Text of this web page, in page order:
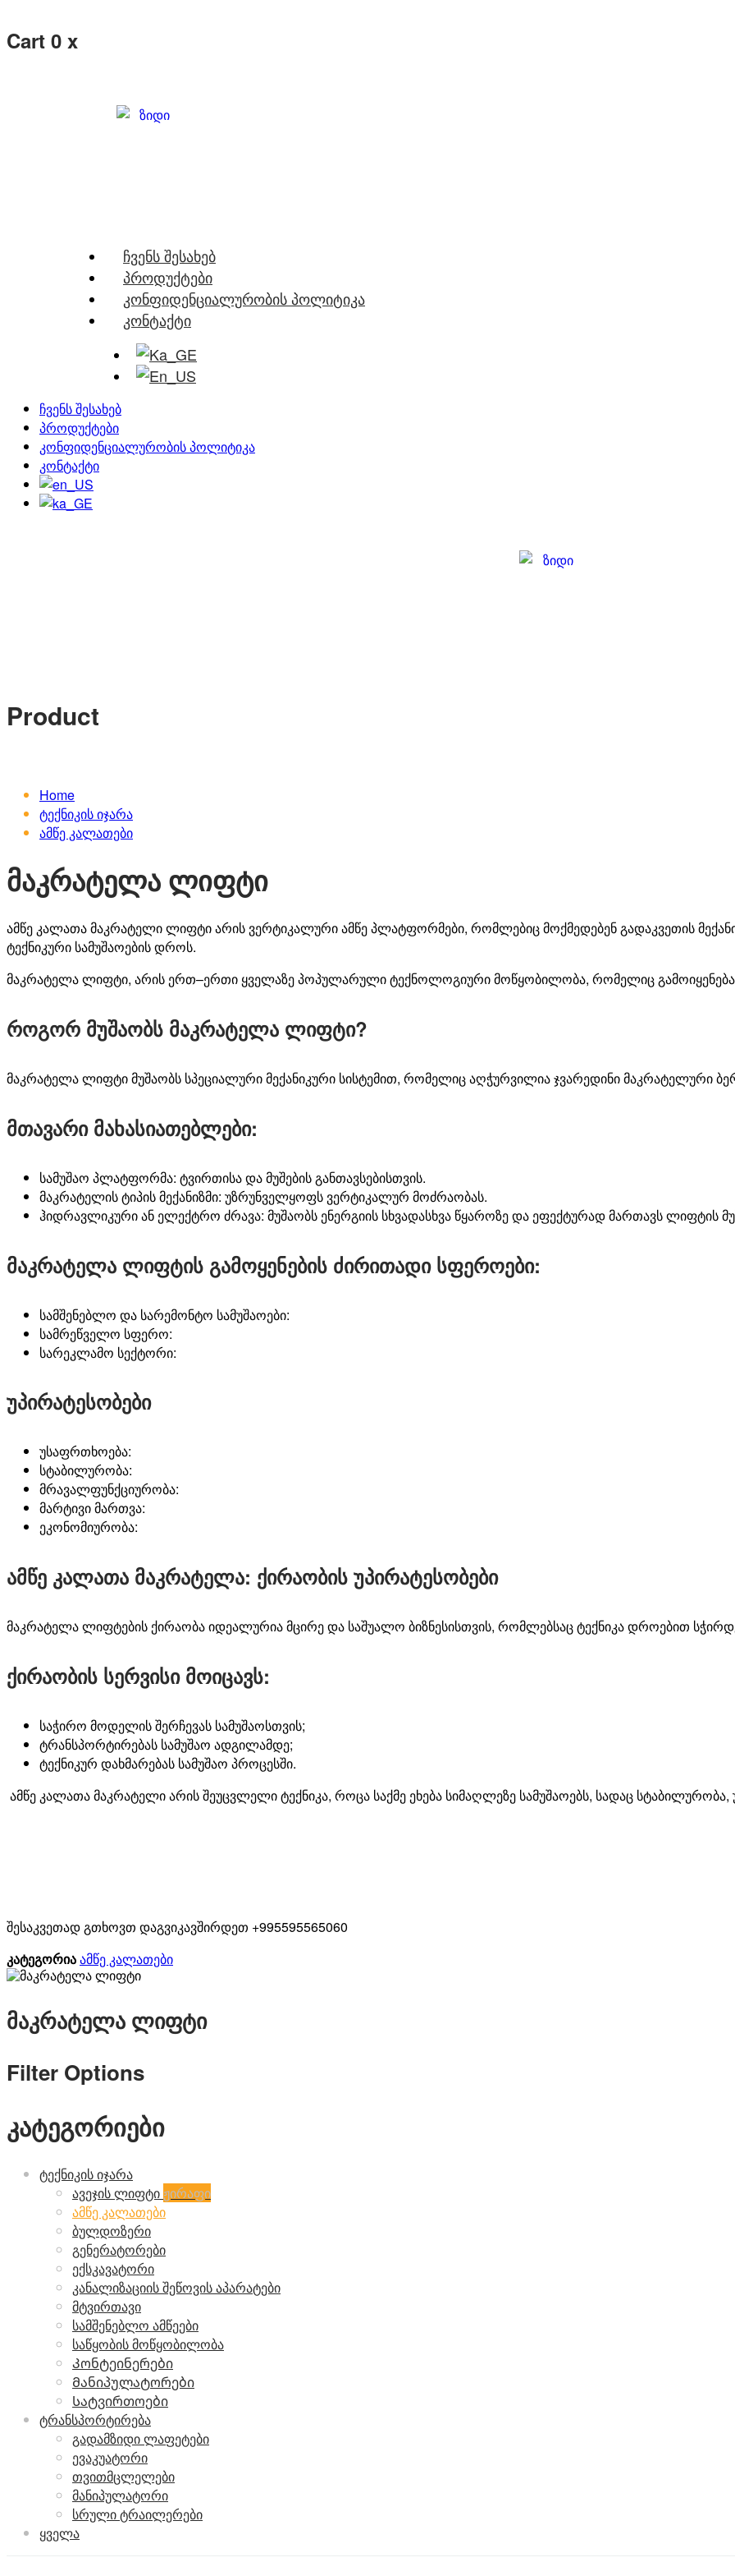
Cart 0 x
Ჩვენს Შესახებ
Პროდუქტები
Კონფიდენციალურობის Პოლიტიკა
Კონტაქტი
ჩვენს შესახებ
პროდუქტები
კონფიდენციალურობის პოლიტიკა
კონტაქტი
Product
Home
ტექნიკის იჯარა
ამწე კალათები
მაკრატელა ლიფტი
ამწე კალათა მაკრატელი ლიფტი არის ვერტიკალური ამწე პლატფორმები, რომლებიც მოქმედებენ გადაკვეთის
ტექნიკური სამუშაოების დროს.
მაკრატელალიფტი, არის ერთ–ერთი ყველაზეპოპულარულიტექნოლოგიურიმოწყობილობა, რომელიცგამოიყენება
როგორ მუშაობს მაკრატელა ლიფტი?
მაკრატელალიფტიმუშაობს სპეციალურიმექანიკური სისტემით, რომელიცაღჭურვილიაჯვარედინიმაკრატელური
მთავარი მახასიათებლები:
სამუშაო პლატფორმა: ტვირთისადამუშებისგანთავსებისთვის.
მაკრატელისტიპისმექანიზმი: უზრუნველყოფს ვერტიკალურ მოძრაობას.
ჰიდრავლიკურიან ელექტრო ძრავა: მუშაობს ენერგიის სხვადასხვა წყაროზედა ეფექტურადმართავსლიფტის
მაკრატელა ლიფტის გამოყენების ძირითადი სფეროები:
სამშენებლო და სარემონტო სამუშაოები:
სამრეწველო სფერო:
სარეკლამო სექტორი:
უპირატესობები
უსაფრთხოება:
სტაბილურობა:
მრავალფუნქციურობა:
მარტივიმართვა:
ეკონომიურობა:
ამწე კალათა მაკრატელა: ქირაობის უპირატესობები
მაკრატელალიფტების ქირაობაიდეალურიამცირედა საშუალო ბიზნესისთვის, რომლებსაცტექნიკადროებით
ქირაობის სერვისი მოიცავს:
საჭირო მოდელისშერჩევას სამუშაოსთვის;
ტრანსპორტირებას სამუშაო ადგილამდე;
ტექნიკურ დახმარებას სამუშაო პროცესში.
ამწე კალათამაკრატელიარისშეუცვლელიტექნიკა, როცა საქმე ეხება სიმაღლეზე სამუშაოებს, სადაც სტაბილურობა,
შესაკვეთად გთხოვთ დაგვიკავშირდეთ +995595565060
კატეგორია ამწე კალათები
მაკრატელა ლიფტი
Filter Options
კატეგორიები
ტექნიკის იჯარა
ავეჯის ლიფტი ჟირაფი
ამწე კალათები
ბულდოზერი
გენერატორები
ექსკავატორი
კანალიზაციის შეწოვის აპარატები
მტვირთავი
სამშენებლო ამწეები
საწყობის მოწყობილობა
Კონტეინერები
Მანიპულატორები
Სატვირთოები
ტრანსპორტირება
გადამზიდი ლაფეტები
ევაკუატორი
თვითმცლელები
მანიპულატორი
სრული ტრაილერები
ყველა